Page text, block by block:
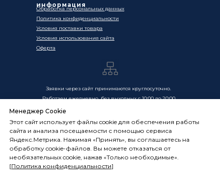
Цены, указанные на сайте, носят информационный
характер и не являются публичной офертой в смысле
ст. 437 ГК РФ. Окончательная стоимость товаров и услуг
определяется индивидуально и фиксируется в
Спецификации. Условия оказания услуг определяются
публичной офертой, размещённой по адресу:
Заявки через сайт принимаются круглосуточно.
Работаем ежедневно, без выходных с 10:00 до 20:00
Обработка персональных данных
Политика конфиденциальности
Условия поставки товара
Оферта
Условия использования сайта
информация
Менеджер Cookie
Этот сайт использует файлы cookie для обеспечения работы
сайта и анализа посещаемости с помощью сервиса
Яндекс.Метрика. Нажимая «Принять», вы соглашаетесь на
обработку cookie-файлов. Вы можете отказаться от
необязательных cookie, нажав «Только необходимые».
[Политика конфиденциальности]